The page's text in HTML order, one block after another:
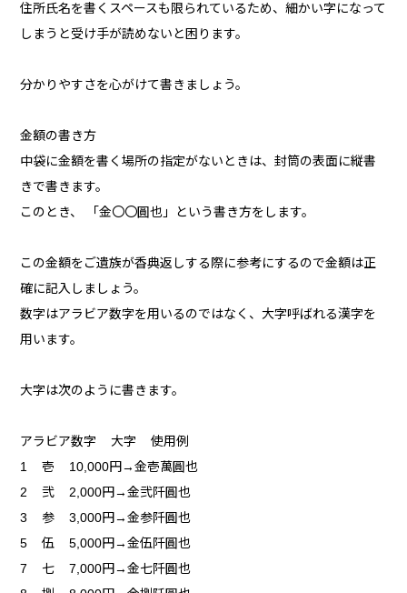
住所氏名を書くスペースも限られているため、細かい字になって
しまうと受け手が読めないと困ります。
分かりやすさを心がけて書きましょう。
金額の書き方
中袋に金額を書く場所の指定がないときは、封筒の表面に縦書
きで書きます。
このとき、 「金〇〇圓也」という書き方をします。
この金額をご遺族が香典返しする際に参考にするので金額は正
確に記入しましょう。
数字はアラビア数字を用いるのではなく、大字呼ばれる漢字を
用います。
大字は次のように書きます。
アラビア数字 大字 使用例
1 壱 10,000円→金壱萬圓也
2 弐 2,000円→金弐阡圓也
3 参 3,000円→金参阡圓也
5 伍 5,000円→金伍阡圓也
7 七 7,000円→金七阡圓也